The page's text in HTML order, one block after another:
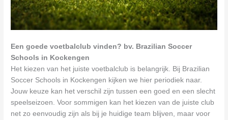
Een goede voetbalclub vinden? bv. Brazilian Soccer
Schools in Kockengen
Het kiezen van het juiste voetbalclub is belangrijk. Bij Brazilian
Soccer Schools in Kockengen kijken we hier periodiek naar.
Jouw keuze kan het verschil zijn tussen een goed en een slecht
speelseizoen. Voor sommigen kan het kiezen van de juiste club
net zo eenvoudig zijn als bij je huidige team blijven, maar voor